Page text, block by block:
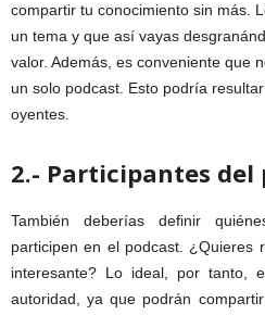
compartir tu conocimiento sin más.
un tema y que así vayas
valor. Además, es conveniente que
un solo podcast. Esto podría
oyentes.
2.- Participantes del
También deberías definir
participen en el podcast. ¿Quieres
interesante? Lo ideal, por tanto,
autoridad, ya que podrán